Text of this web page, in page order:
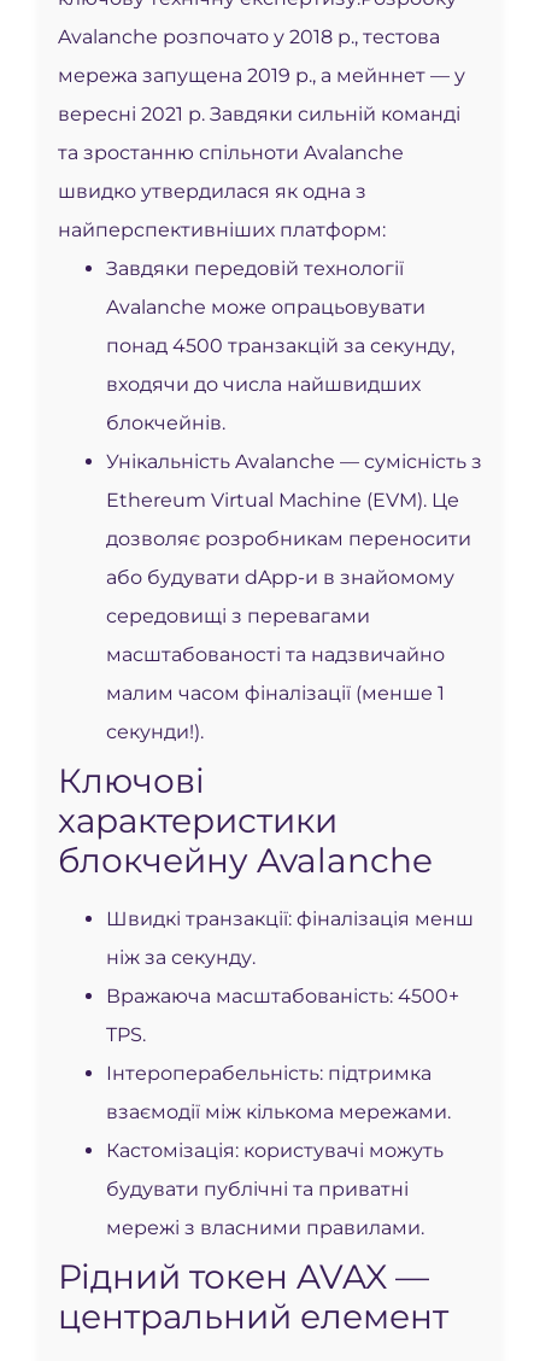
Avalanche розпочато у 2018 р., тестова
мережа запущена 2019 р., а мейннет — у
вересні 2021 р. Завдяки сильній команді
та зростанню спільноти Avalanche
швидко утвердилася як одна з
найперспективніших платформ:
Завдяки передовій технології
Avalanche може опрацьовувати
понад 4500 транзакцій за секунду,
входячи до числа найшвидших
блокчейнів.
Унікальність Avalanche — сумісність з
Ethereum Virtual Machine (EVM). Це
дозволяє розробникам переносити
або будувати dApp-и в знайомому
середовищі з перевагами
масштабованості та надзвичайно
малим часом фіналізації (менше 1
секунди!).
Ключові
характеристики
блокчейну Avalanche
Швидкі транзакції: фіналізація менш
ніж за секунду.
Вражаюча масштабованість: 4500+
TPS.
Інтероперабельність: підтримка
взаємодії між кількома мережами.
Кастомізація: користувачі можуть
будувати публічні та приватні
мережі з власними правилами.
Рідний токен AVAX —
центральний елемент